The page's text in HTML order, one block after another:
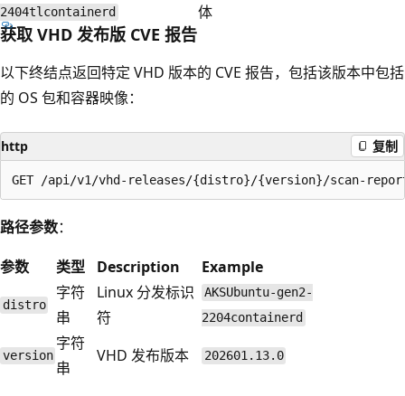
2404tlcontainerd
体
获取 VHD 发布版 CVE 报告
以下终结点返回特定 VHD 版本的 CVE 报告，包括该版本中包括
的 OS 包和容器映像：
http 复制
路径参数：
参数
类型 Description Example
distro
字符
串
Linux 分发标识
符
AKSUbuntu-gen2-
2204containerd
version
字符
串
VHD 发布版本 202601.13.0